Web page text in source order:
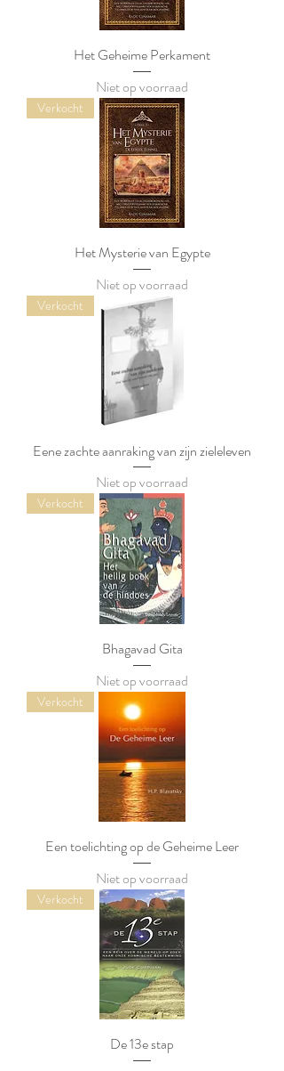
Het Geheime Perkament
Niet op voorraad
Verkocht
Het Mysterie van Egypte
Niet op voorraad
Verkocht
Eene zachte aanraking van zijn zieleleven
Niet op voorraad
Verkocht
Bhagavad Gita
Niet op voorraad
Verkocht
Een toelichting op de Geheime Leer
Niet op voorraad
Verkocht
De 13e stap